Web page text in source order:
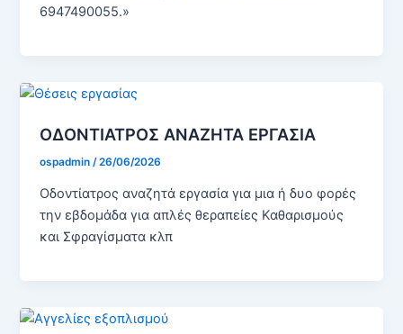
6947490055.»
ΟΔΟΝΤΙΑΤΡΟΣ ΑΝΑΖΗΤΑ ΕΡΓΑΣΙΑ
ospadmin /26/06/2026
Οδοντίατρος αναζητά εργασία για μια ή δυο φορές
την εβδομάδα για απλές θεραπείες Καθαρισμούς
και Σφραγίσματα κλπ